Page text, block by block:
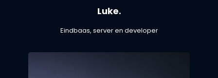
Luke.
Eindbaas, server en developer